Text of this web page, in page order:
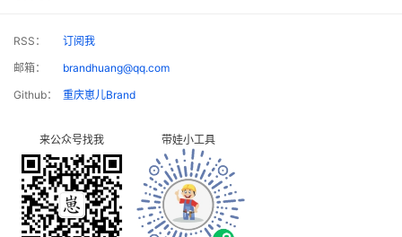
RSS：
订阅我
邮箱：
brandhuang@qq.com
Github：
重庆崽儿Brand
来公众号找我 带娃小工具